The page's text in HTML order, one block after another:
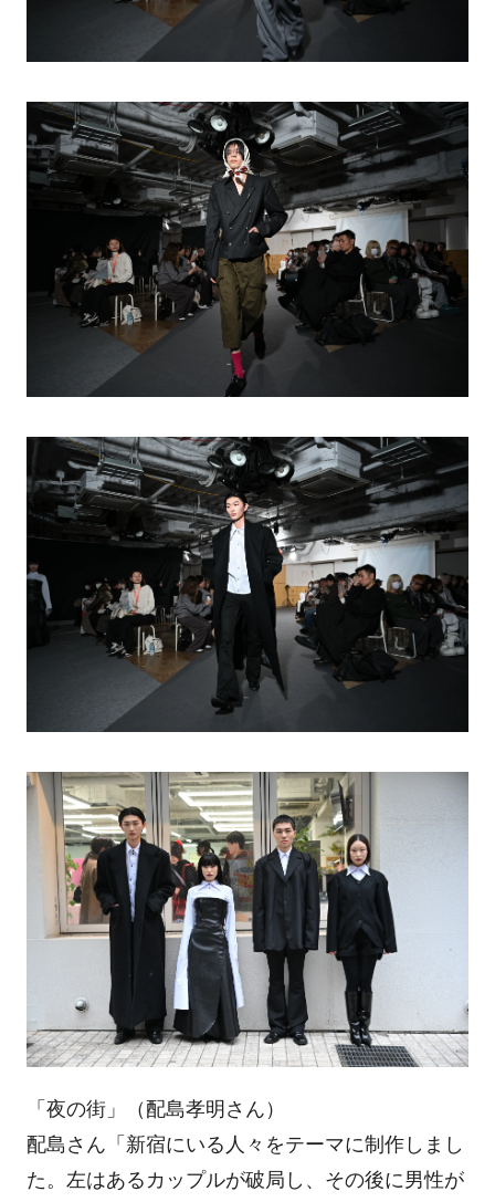
「夜の街」（配島孝明さん）
配島さん「新宿にいる人々をテーマに制作しまし
た。左はあるカップルが破局し、その後に男性が